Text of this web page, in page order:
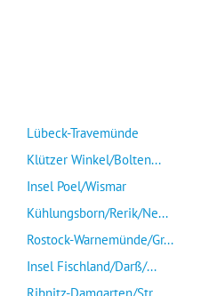
Lübeck-Travemünde
Klützer Winkel/Bolten...
Insel Poel/Wismar
Kühlungsborn/Rerik/Ne...
Rostock-Warnemünde/Gr...
Insel Fischland/Darß/...